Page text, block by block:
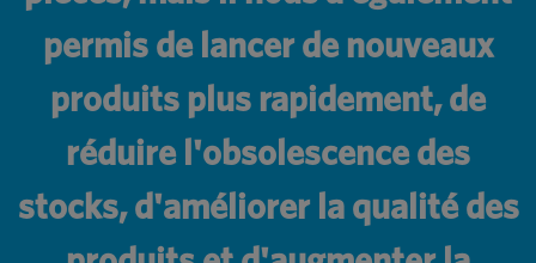
permis de lancer de nouveaux
produits plus rapidement, de
réduire l'obsolescence des
stocks, d'améliorer la qualité des